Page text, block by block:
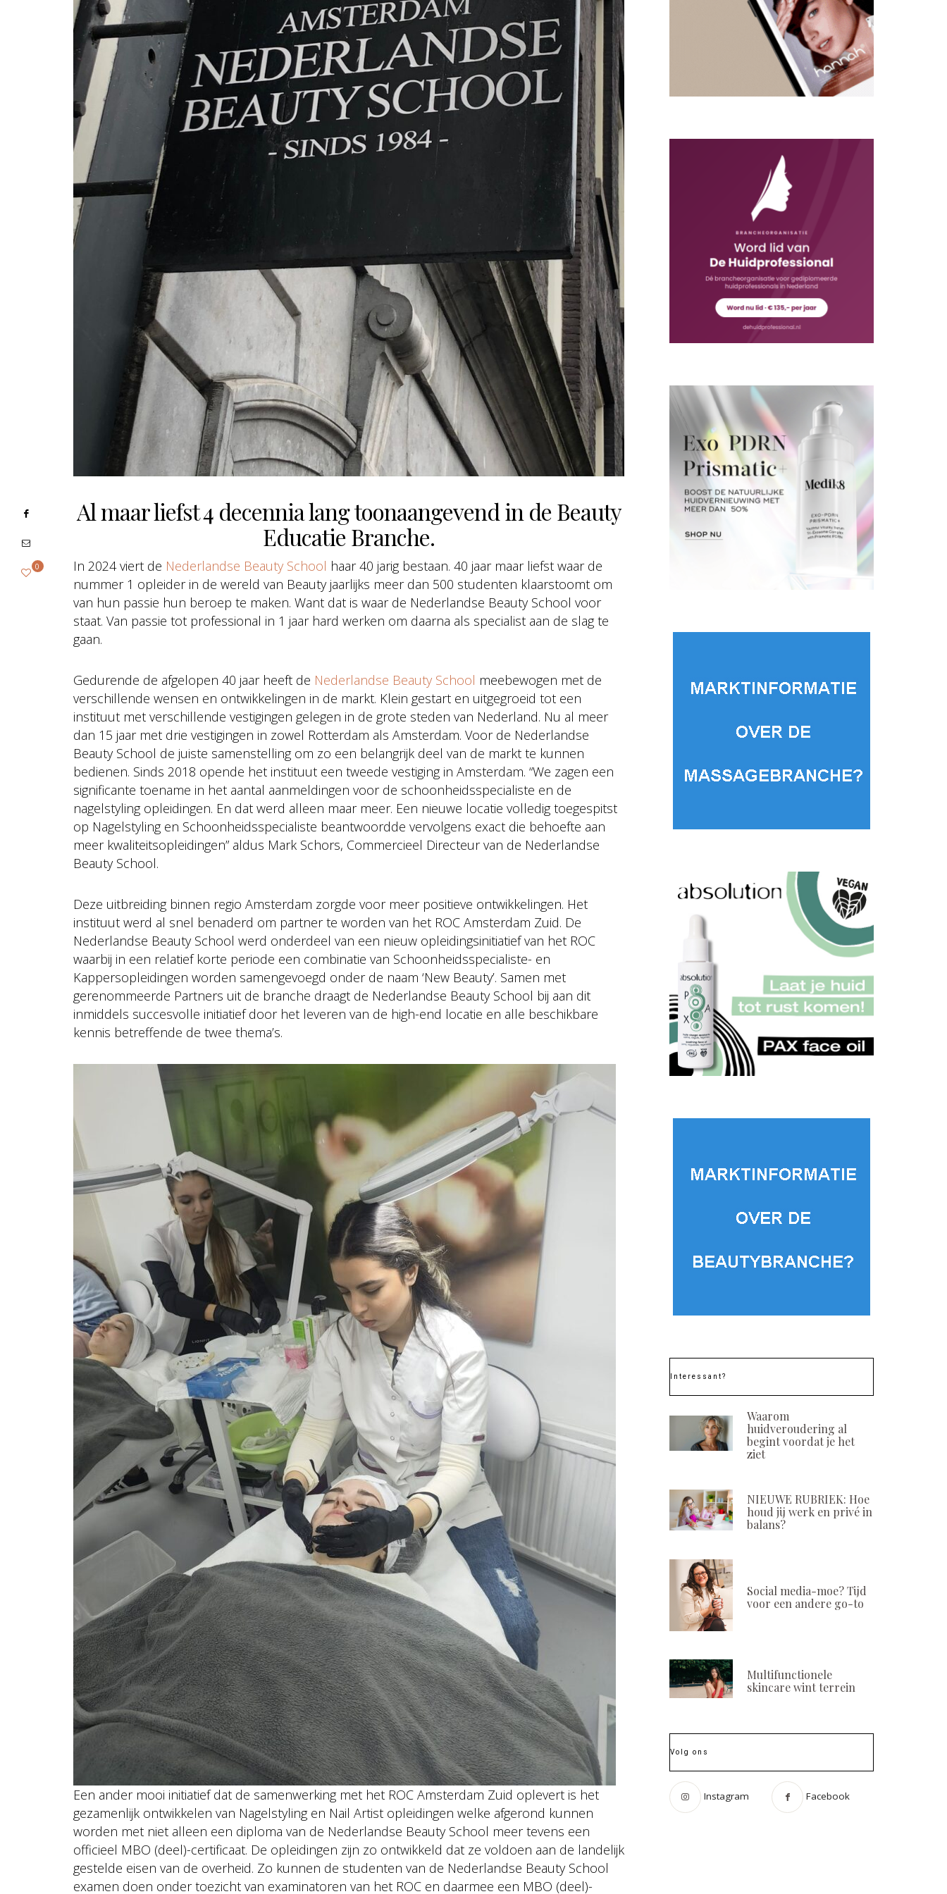
Al maar liefst 4 decennia lang toonaangevend in de Beauty
Educatie Branche.
In 2024 viert de Nederlandse Beauty School haar 40 jarig bestaan. 40 jaar maar liefst waar de
nummer 1 opleider in de wereld van Beauty jaarlijks meer dan 500 studenten klaarstoomt om
van hun passie hun beroep te maken. Want dat is waar de Nederlandse Beauty School voor
staat. Van passie tot professional in 1 jaar hard werken om daarna als specialist aan de slag te
gaan.
Gedurende de afgelopen 40 jaar heeft de Nederlandse Beauty School meebewogen met de
verschillende wensen en ontwikkelingen in de markt. Klein gestart en uitgegroeid tot een
instituut met verschillende vestigingen gelegen in de grote steden van Nederland. Nu al meer
dan 15 jaar met drie vestigingen in zowel Rotterdam als Amsterdam. Voor de Nederlandse
Beauty School de juiste samenstelling om zo een belangrijk deel van de markt te kunnen
bedienen. Sinds 2018 opende het instituut een tweede vestiging in Amsterdam. “We zagen een
significante toename in het aantal aanmeldingen voor de schoonheidsspecialiste en de
nagelstyling opleidingen. En dat werd alleen maar meer. Een nieuwe locatie volledig toegespitst
op Nagelstyling en Schoonheidsspecialiste beantwoordde vervolgens exact die behoefte aan
meer kwaliteitsopleidingen” aldus Mark Schors, Commercieel Directeur van de Nederlandse
Beauty School.
Deze uitbreiding binnen regio Amsterdam zorgde voor meer positieve ontwikkelingen. Het
instituut werd al snel benaderd om partner te worden van het ROC Amsterdam Zuid. De
Nederlandse Beauty School werd onderdeel van een nieuw opleidingsinitiatief van het ROC
waarbij in een relatief korte periode een combinatie van Schoonheidsspecialiste- en
Kappersopleidingen worden samengevoegd onder de naam ‘New Beauty’. Samen met
gerenommeerde Partners uit de branche draagt de Nederlandse Beauty School bij aan dit
inmiddels succesvolle initiatief door het leveren van de high-end locatie en alle beschikbare
kennis betreffende de twee thema’s.
Een ander mooi initiatief dat de samenwerking met het ROC Amsterdam Zuid oplevert is het
gezamenlijk ontwikkelen van Nagelstyling en Nail Artist opleidingen welke afgerond kunnen
worden met niet alleen een diploma van de Nederlandse Beauty School meer tevens een
officieel MBO (deel)-certificaat. De opleidingen zijn zo ontwikkeld dat ze voldoen aan de landelijk
gestelde eisen van de overheid. Zo kunnen de studenten van de Nederlandse Beauty School
examen doen onder toezicht van examinatoren van het ROC en daarmee een MBO (deel)-
0
Interessant?
Waarom
huidveroudering al
begint voordat je het
ziet
NIEUWE RUBRIEK: Hoe
houd jij werk en privé in
balans?
Social media-moe? Tijd
voor een andere go-to
Multifunctionele
skincare wint terrein
Volg ons
Instagram Facebook